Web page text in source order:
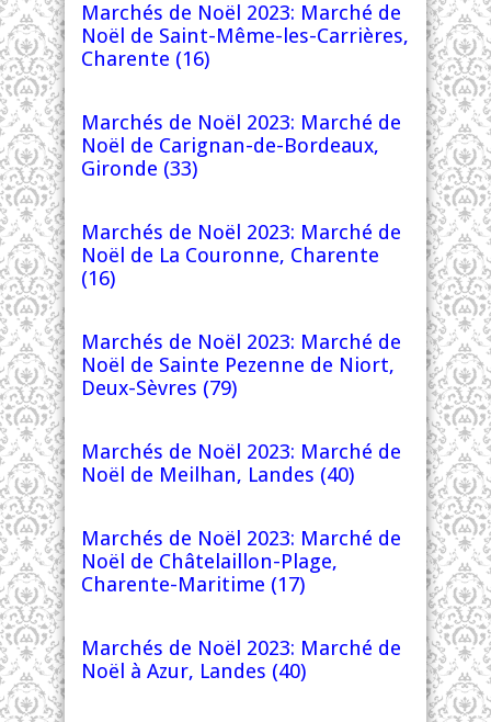
Marchés de Noël 2023: Marché de
Noël de Saint-Même-les-Carrières,
Charente (16)
Marchés de Noël 2023: Marché de
Noël de Carignan-de-Bordeaux,
Gironde (33)
Marchés de Noël 2023: Marché de
Noël de La Couronne, Charente
(16)
Marchés de Noël 2023: Marché de
Noël de Sainte Pezenne de Niort,
Deux-Sèvres (79)
Marchés de Noël 2023: Marché de
Noël de Meilhan, Landes (40)
Marchés de Noël 2023: Marché de
Noël de Châtelaillon-Plage,
Charente-Maritime (17)
Marchés de Noël 2023: Marché de
Noël à Azur, Landes (40)